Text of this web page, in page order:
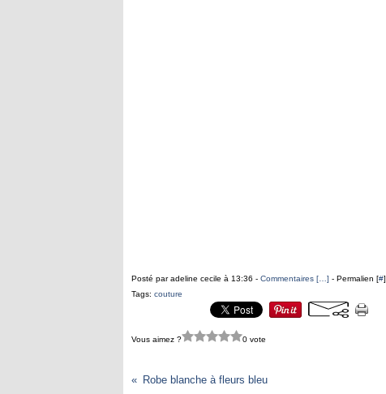
Posté par adeline cecile à 13:36 - Commentaires [ ] - Permalien [#]
Tags: couture
Vous aimez ? 0 vote
Robe blanche à fleurs bleu